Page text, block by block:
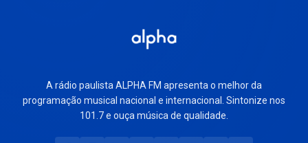
A rádio paulista ALPHA FM apresenta o melhor da
programação musical nacional e internacional. Sintonize nos
101.7 e ouça música de qualidade.